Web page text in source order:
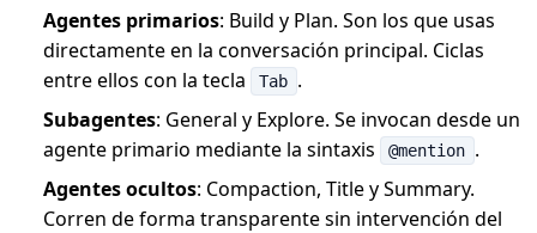
Agentes primarios: Build y Plan. Son los que usas
directamente en la conversación principal. Ciclas
entre ellos con la tecla
Tab .
Subagentes: General y Explore. Se invocan desde un
agente primario mediante la sintaxis
@mention .
Agentes ocultos: Compaction, Title y Summary.
Corren de forma transparente sin intervención del